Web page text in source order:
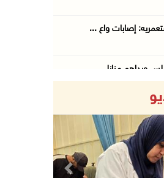
إصابات واع ...
ويداهم منازل
Previous